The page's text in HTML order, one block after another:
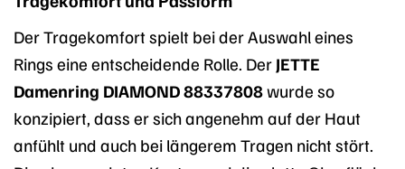
Der Tragekomfort spielt bei der Auswahl eines
Rings eine entscheidende Rolle. Der JETTE
Damenring DIAMOND 88337808wurde so
konzipiert, dass er sich angenehm auf der Haut
anfühlt und auch bei längerem Tragen nicht stört.